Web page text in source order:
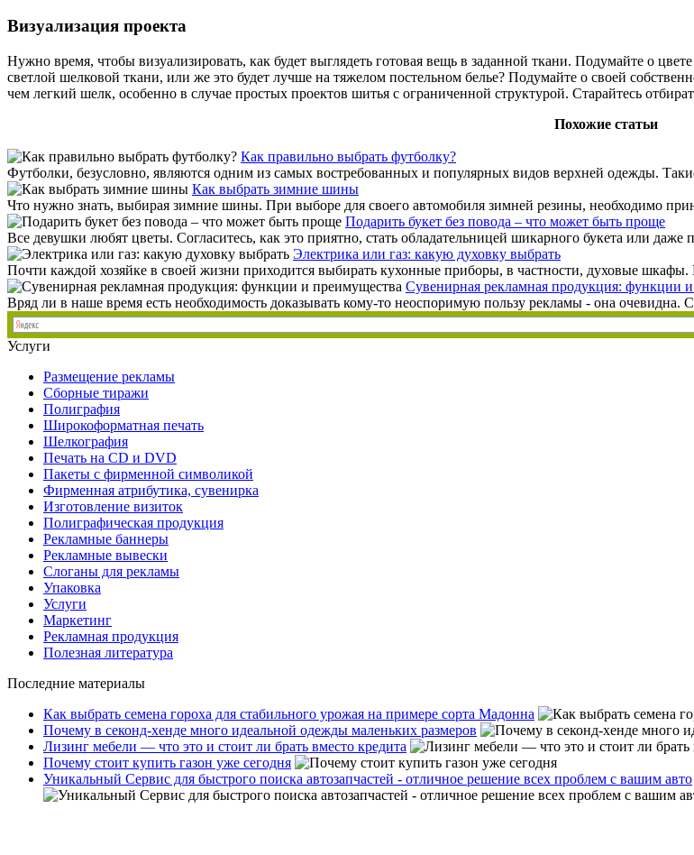
Визуализация проекта
Нужно время, чтобы визуализировать, как будет выглядеть готовая вещь в заданной ткани. Подумайте о
светлой шелковой ткани, или же это будет лучше на тяжелом постельном белье? Подумайте о своей
чем легкий шелк, особенно в случае простых проектов шитья с ограниченной структурой. Старайтесь
Похожие статьи
Как правильно выбрать футболку?
Футболки, безусловно, являются одним из самых востребованных и популярных видов верхней одежды.
Как выбрать зимние шины
Что нужно знать, выбирая зимние шины. При выборе для своего автомобиля зимней резины, необходимо
Подарить букет без повода – что может быть проще
Все девушки любят цветы. Согласитесь, как это приятно, стать обладательницей шикарного букета или
Электрика или газ: какую духовку выбрать
Почти каждой хозяйке в своей жизни приходится выбирать кухонные приборы, в частности, духовые
Сувенирная рекламная продукция: функции
Вряд ли в наше время есть необходимость доказывать кому-то неоспоримую пользу рекламы - она очевидна.
Услуги
Размещение рекламы
Сборные тиражи
Полиграфия
Широкоформатная печать
Шелкография
Печать на СD и DVD
Пакеты с фирменной символикой
Фирменная атрибутика, сувенирка
Изготовление визиток
Полиграфическая продукция
Рекламные баннеры
Рекламные вывески
Слоганы для рекламы
Упаковка
Услуги
Маркетинг
Рекламная продукция
Полезная литература
Последние материалы
Как выбрать семена гороха для стабильного урожая на примере сорта Мадонна
Почему в секонд-хенде много идеальной одежды маленьких размеров
Лизинг мебели — что это и стоит ли брать вместо кредита
Почему стоит купить газон уже сегодня
Уникальный Сервис для быстрого поиска автозапчастей - отличное решение всех проблем с вашим авто